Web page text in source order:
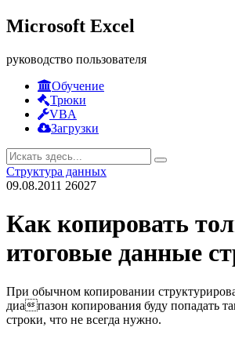
Microsoft Excel
руководство пользователя
Обучение
Трюки
VBA
Загрузки
Структура данных
09.08.2011 26027
Как копировать
итоговые данные
При обычном копировании
диапазон копирования буду попадать
строки, что не всегда нужно.